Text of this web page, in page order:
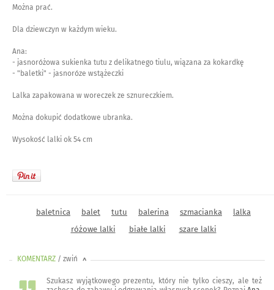
Można prać.
Dla dziewczyn w każdym wieku.
Ana:
- jasnoróżowa sukienka tutu z delikatnego tiulu, wiązana za kokardkę
- "baletki" - jasnoróze wstążeczki
Lalka zapakowana w woreczek ze sznureczkiem.
Można dokupić dodatkowe ubranka.
Wysokość lalki ok 54 cm
baletnica balet tutu balerina szmacianka
lalka
różowe lalki
białe lalki szare lalki
KOMENTARZ / zwiń <
Szukasz wyjątkowego prezentu, który nie tylko cieszy, ale też